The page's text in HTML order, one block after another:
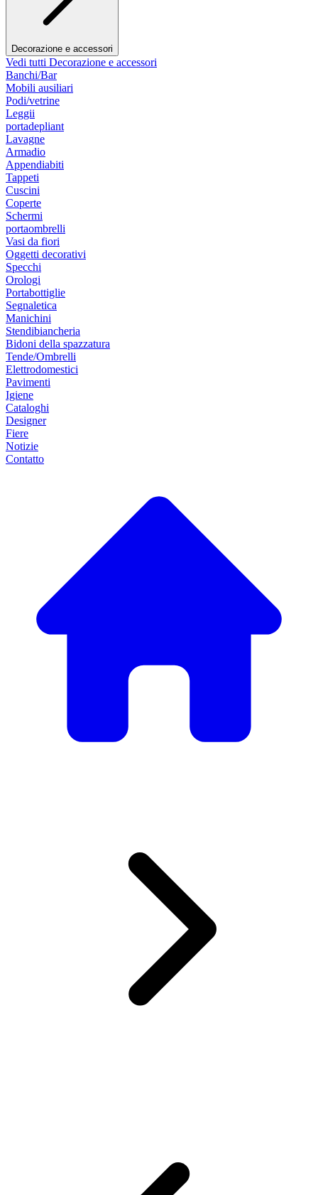
Decorazione e accessori
Vedi tutti Decorazione e accessori
Banchi/Bar
Mobili ausiliari
Podi/vetrine
Leggii
portadepliant
Lavagne
Armadio
Appendiabiti
Tappeti
Cuscini
Coperte
Schermi
portaombrelli
Vasi da fiori
Oggetti decorativi
Specchi
Orologi
Portabottiglie
Segnaletica
Manichini
Stendibiancheria
Bidoni della spazzatura
Tende/Ombrelli
Elettrodomestici
Pavimenti
Igiene
Cataloghi
Designer
Fiere
Notizie
Contatto